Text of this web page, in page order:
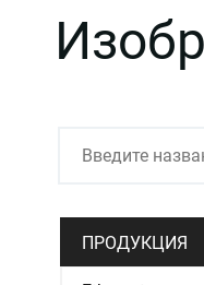
ПРОДУКЦИЯ